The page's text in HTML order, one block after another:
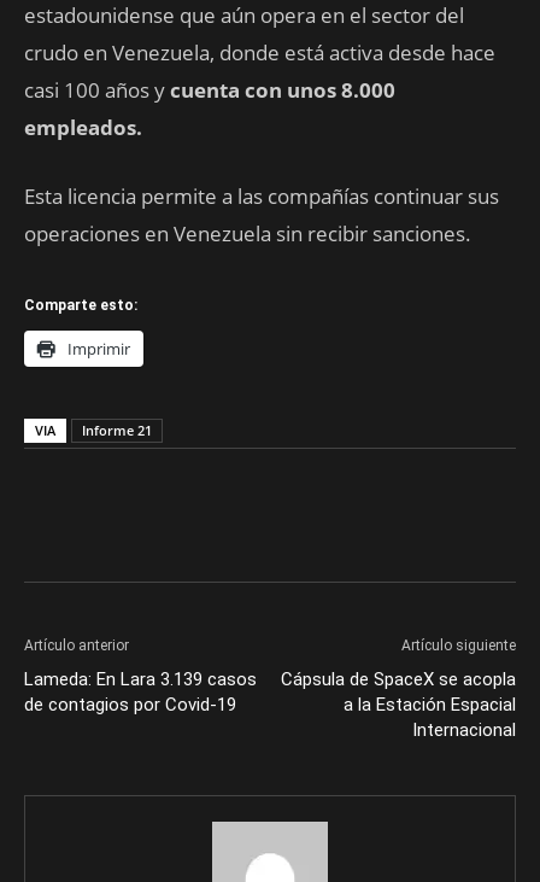
estadounidense que aún opera en el sector del
crudo en Venezuela, donde está activa desde hace
casi 100 años ycuenta con unos 8.000
empleados.
Esta licencia permite a las compañías continuar sus
operaciones en Venezuela sin recibir sanciones.
Comparte esto:
Imprimir
VIA Informe 21
Artículo anterior
Lameda: En Lara 3.139 casos
de contagios por Covid-19
Artículo siguiente
Cápsula de SpaceX se acopla
a la Estación Espacial
Internacional